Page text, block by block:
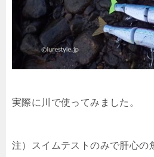
実際に川で使ってみました。
注）スイムテストのみで肝心の